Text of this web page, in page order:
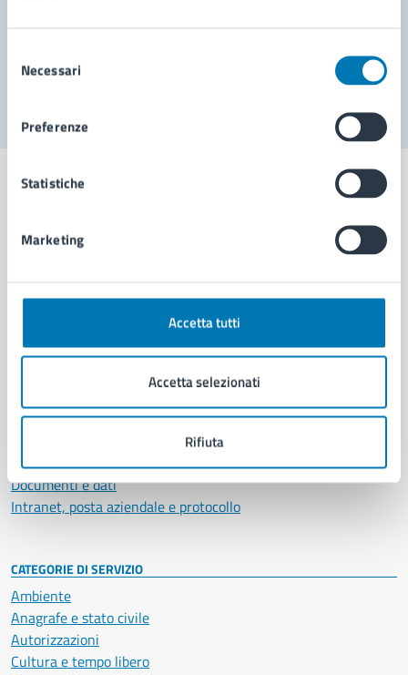
delNecessari
Preferenze
Statistiche
Marketing
Accetta tutti
Accetta selezionati
Rifiuta
Segnala disservizio
Comune di Napoli
AMMINISTRAZIONE
Organi di governo
Enti e fondazioni
Personale amministrativo
Documenti e dati
Intranet, posta aziendale e protocollo
CATEGORIE DI SERVIZIO
Ambiente
Anagrafe e stato civile
Autorizzazioni
Cultura e tempo libero